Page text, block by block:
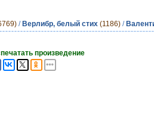
/ Верлибр, белый стих (1186) /
произведение